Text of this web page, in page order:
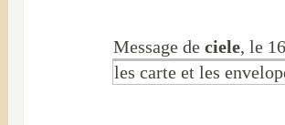
Message de ciele, le
les carte et les